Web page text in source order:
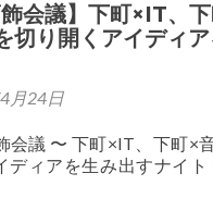
飾会議】下町×IT、
切り開くアイディ
月24日
会議 〜 下町×IT、下町×
ディアを生み出すナイト